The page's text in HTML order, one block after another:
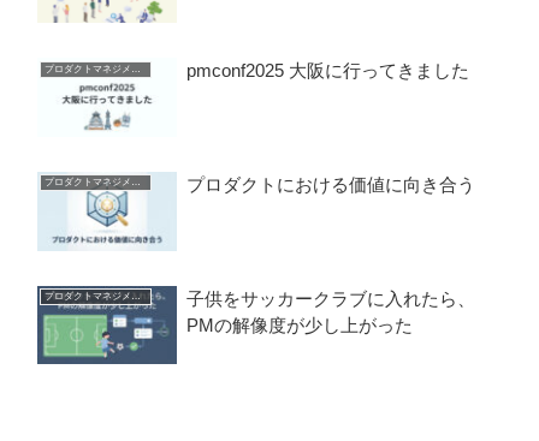
プロダクトマネジメント pmconf2025 大阪に行ってきました
プロダクトマネジメント プロダクトにおける価値に向き合う
プロダクトマネジメント
子供をサッカークラブに入れたら、
PMの解像度が少し上がった